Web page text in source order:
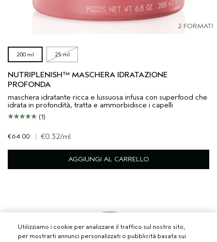
2 FORMATI
200 ml 25 ml
NUTRIPLENISH™ MASCHERA IDRATAZIONE
PROFONDA
maschera idratante ricca e lussuosa infusa con superfood che
idrata in profondità, tratta e ammorbidisce i capelli
(1)
€64.00 | €0.32/ml
AGGIUNGI AL CARRELLO
Utilizziamo i cookie per analizzare il traffico sul nostro sito,
per mostrarti annunci personalizzati o pubblicità basata sui